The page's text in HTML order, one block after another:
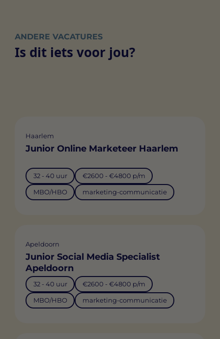
ANDERE VACATURES
Is dit iets voor jou?
Haarlem
Junior Online Marketeer Haarlem
32 - 40 uur €2600 - €4800 p/m
MBO/HBO marketing-communicatie
Apeldoorn
Junior Social Media Specialist
Apeldoorn
32 - 40 uur €2600 - €4800 p/m
MBO/HBO marketing-communicatie